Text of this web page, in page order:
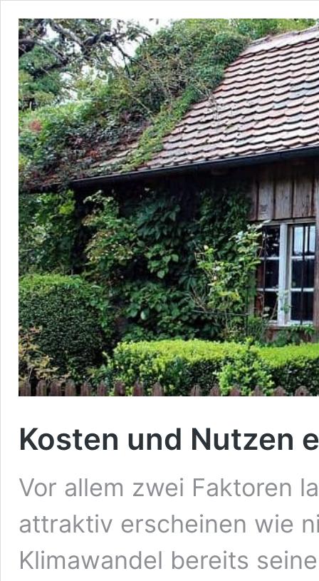
Kosten und Nutzen
Vor allem zwei Faktoren
attraktiv erscheinen wie
Klimawandel bereits